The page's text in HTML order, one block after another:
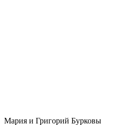
Мария и Григорий Бурковы